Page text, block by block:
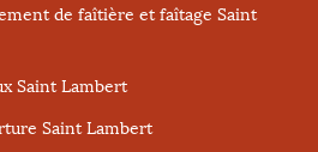
de faîtière et faîtage Saint
Saint Lambert
Saint Lambert